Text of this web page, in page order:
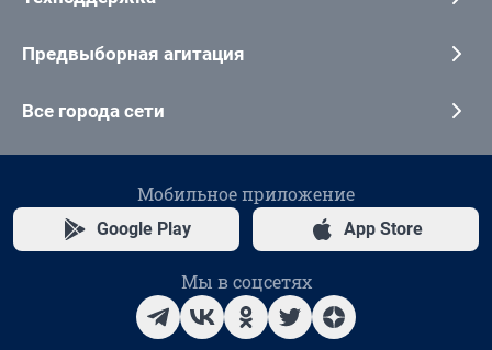
Предвыборная агитация
Все города сети
Мобильное приложение
Google Play App Store
Мы в соцсетях